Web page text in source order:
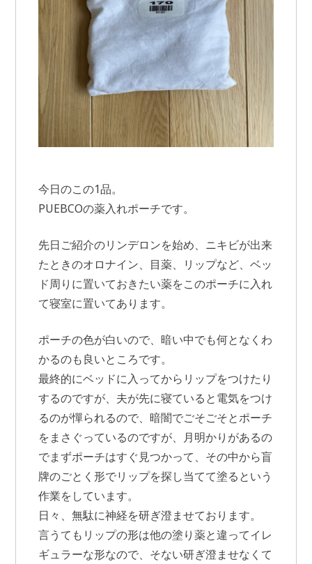
今日のこの1品。
PUEBCOの薬入れポーチです。
先日ご紹介のリンデロンを始め、ニキビが出来
たときのオロナイン、目薬、リップなど、ベッ
ド周りに置いておきたい薬をこのポーチに入れ
て寝室に置いてあります。
ポーチの色が白いので、暗い中でも何となくわ
かるのも良いところです。
最終的にベッドに入ってからリップをつけたり
するのですが、夫が先に寝ていると電気をつけ
るのが憚られるので、暗闇でごそごそとポーチ
をまさぐっているのですが、月明かりがあるの
でまずポーチはすぐ見つかって、その中から盲
牌のごとく形でリップを探し当てて塗るという
作業をしています。
日々、無駄に神経を研ぎ澄ませております。
言うてもリップの形は他の塗り薬と違ってイレ
ギュラーな形なので、そない研ぎ澄ませなくて